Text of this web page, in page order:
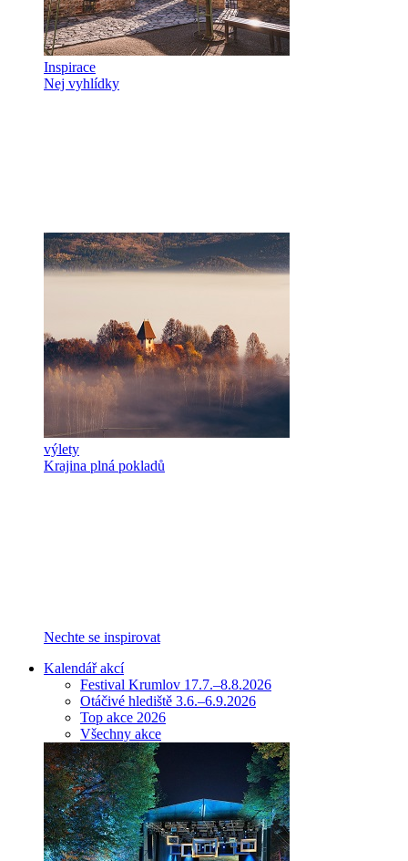
Inspirace
Nej vyhlídky
výlety
Krajina plná pokladů
Nechte se inspirovat
Kalendář akcí
Festival Krumlov 17.7.–8.8.2026
Otáčivé hlediště 3.6.–6.9.2026
Top akce 2026
Všechny akce